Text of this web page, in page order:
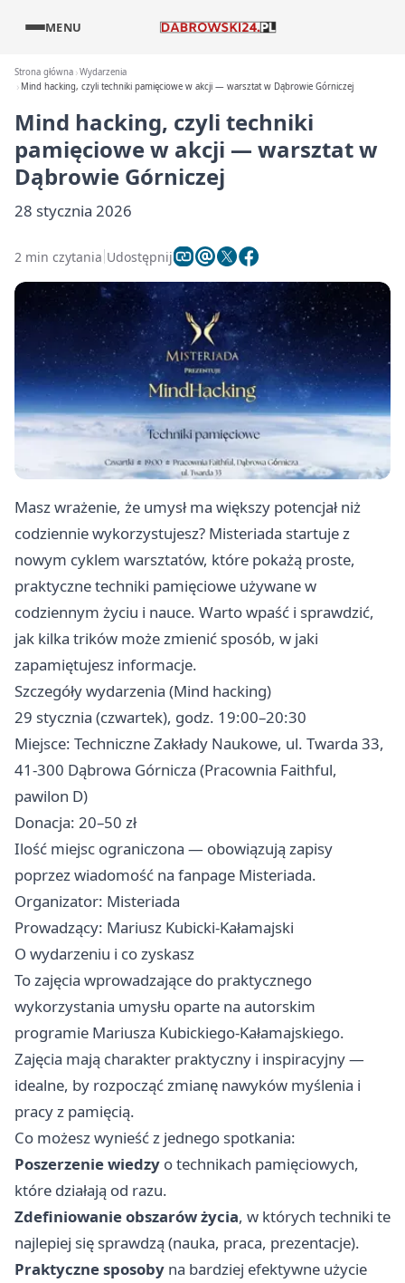
MENU
Strona główna Wydarzenia
Mind hacking, czyli techniki pamięciowe w akcji — warsztat w Dąbrowie Górniczej
Mind hacking, czyli techniki
pamięciowe w akcji — warsztat w
Dąbrowie Górniczej
28 stycznia 2026
2 min czytania Udostępnij
Masz wrażenie, że umysł ma większy potencjał niż
codziennie wykorzystujesz? Misteriada startuje z
nowym cyklem warsztatów, które pokażą proste,
praktyczne techniki pamięciowe używane w
codziennym życiu i nauce. Warto wpaść i sprawdzić,
jak kilka trików może zmienić sposób, w jaki
zapamiętujesz informacje.
Szczegóły wydarzenia (Mind hacking)
29 stycznia (czwartek), godz. 19:00–20:30
Miejsce: Techniczne Zakłady Naukowe, ul. Twarda 33,
41-300 Dąbrowa Górnicza (Pracownia Faithful,
pawilon D)
Donacja: 20–50 zł
Ilość miejsc ograniczona — obowiązują zapisy
poprzez wiadomość na fanpage Misteriada.
Organizator: Misteriada
Prowadzący: Mariusz Kubicki‑Kałamajski
O wydarzeniu i co zyskasz
To zajęcia wprowadzające do praktycznego
wykorzystania umysłu oparte na autorskim
programie Mariusza Kubickiego‑Kałamajskiego.
Zajęcia mają charakter praktyczny i inspiracyjny —
idealne, by rozpocząć zmianę nawyków myślenia i
pracy z pamięcią.
Co możesz wynieść z jednego spotkania:
Poszerzenie wiedzy o technikach pamięciowych,
które działają od razu.
Zdefiniowanie obszarów życia, w których techniki te
najlepiej się sprawdzą (nauka, praca, prezentacje).
Praktyczne sposoby na bardziej efektywne użycie